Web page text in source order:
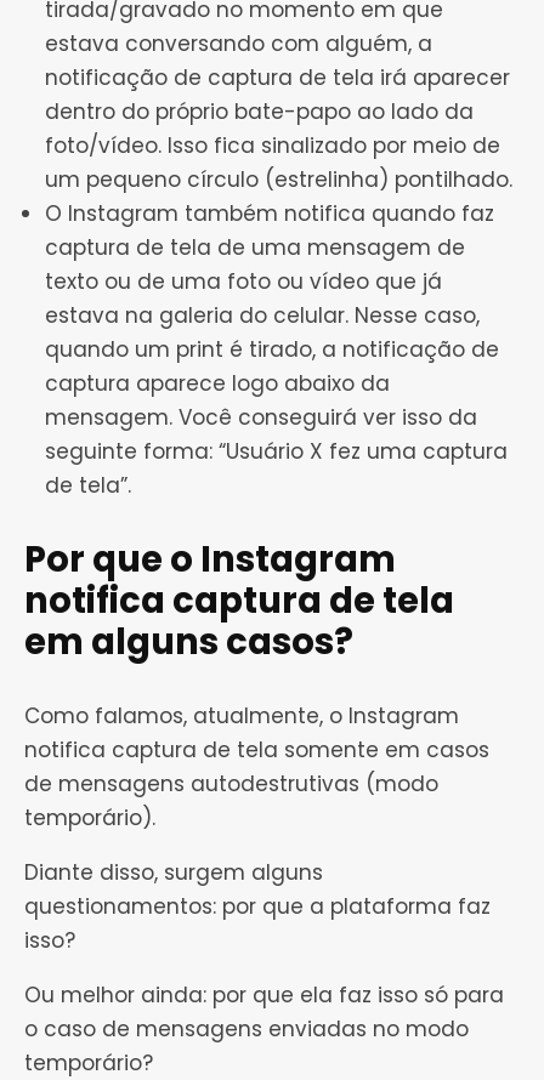
tirada/gravado no momento em que
estava conversando com alguém, a
notificação de captura de tela irá aparecer
dentro do próprio bate-papo ao lado da
foto/vídeo. Isso fica sinalizado por meio de
um pequeno círculo (estrelinha) pontilhado.
O Instagram também notifica quando faz
captura de tela de uma mensagem de
texto ou de uma foto ou vídeo que já
estava na galeria do celular. Nesse caso,
quando um print é tirado, a notificação de
captura aparece logo abaixo da
mensagem. Você conseguirá ver isso da
seguinte forma: “Usuário X fez uma captura
de tela”.
Por que o Instagram
notifica captura de tela
em alguns casos?
Como falamos, atualmente, o Instagram
notifica captura de tela somente em casos
de mensagens autodestrutivas (modo
temporário).
Diante disso, surgem alguns
questionamentos: por que a plataforma faz
isso?
Ou melhor ainda: por que ela faz isso só para
o caso de mensagens enviadas no modo
temporário?